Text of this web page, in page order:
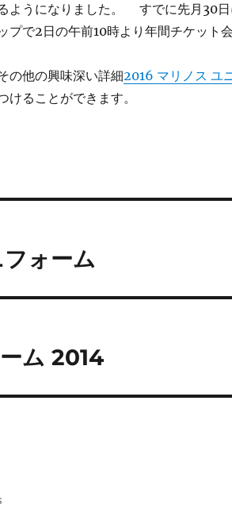
ようになりました。 すでに先月30日
プで2日の午前10時より年間チケット
の他の興味深い詳細2016 マリノス ユ
けることができます。
ォーム
ム 2014